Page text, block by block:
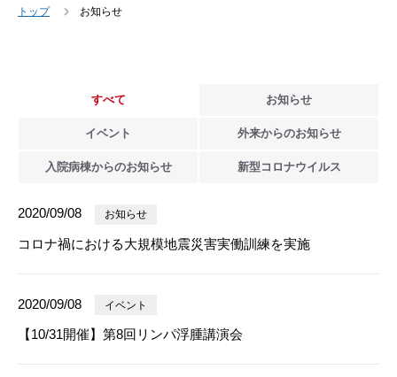
トップ お知らせ
すべて お知らせ
イベント 外来からのお知らせ
入院病棟からのお知らせ 新型 コロナウイルス
2020/09/08 お知らせ
コロナ禍における大規模地震災害実働訓練を実施
2020/09/08 イベント
【10/31開催】第8回リンパ浮腫講演会